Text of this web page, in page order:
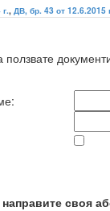
г., ДВ, бр. 43 от 12.6.2015
своя